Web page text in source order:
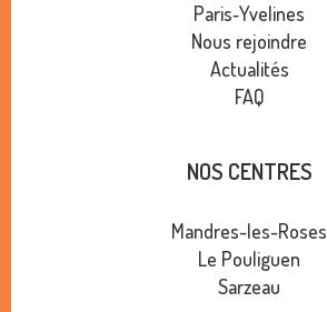
Paris‑Yvelines
Nous rejoindre
Actualités
FAQ
NOS CENTRES
Mandres-les-Roses
Le Pouliguen
Sarzeau